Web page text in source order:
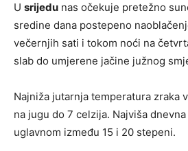
U srijedu nas očekuje pretežno
sredine dana postepeno
večernjih sati i tokom noći na
slab do umjerene jačine južnog
Najniža jutarnja temperatura zraka
na jugu do 7 celzija. Najviša
uglavnom između 15 i 20 stepeni.